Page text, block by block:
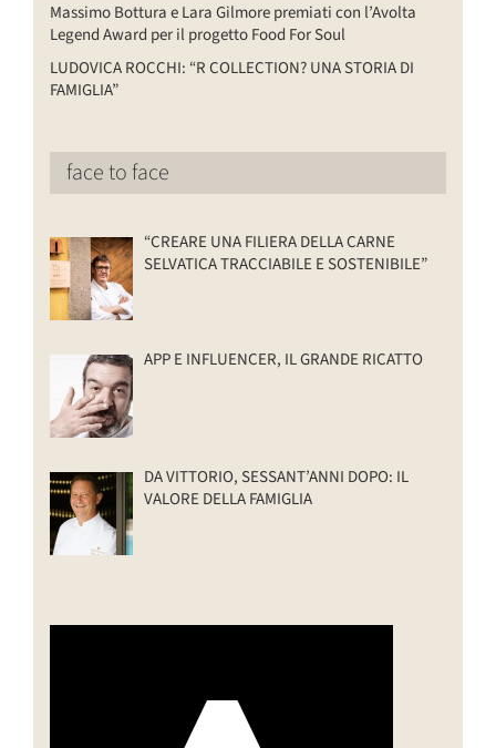
Massimo Bottura e Lara Gilmore premiati con l’Avolta
Legend Award per il progetto Food For Soul
LUDOVICA ROCCHI: “R COLLECTION? UNA STORIA DI
FAMIGLIA”
face to face
“CREARE UNA FILIERA DELLA CARNE
SELVATICA TRACCIABILE E SOSTENIBILE”
APP E INFLUENCER, IL GRANDE RICATTO
DA VITTORIO, SESSANT’ANNI DOPO: IL
VALORE DELLA FAMIGLIA